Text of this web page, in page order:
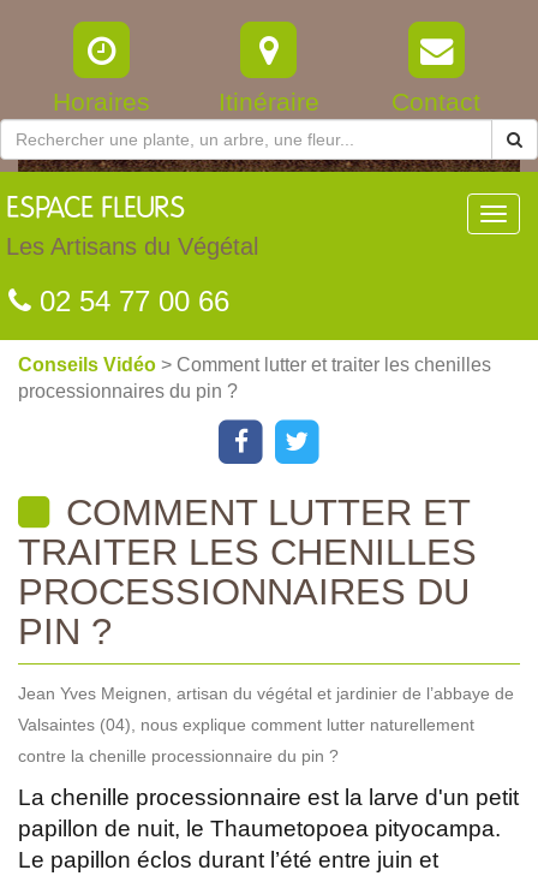
Horaires Itinéraire Contact
ESPACE FLEURS
Les Artisans du Végétal
02 54 77 00 66
Conseils Vidéo > Comment lutter et traiter les chenilles
processionnaires du pin ?
COMMENT LUTTER ET
TRAITER LES CHENILLES
PROCESSIONNAIRES DU
PIN ?
Jean Yves Meignen, artisan du végétal et jardinier de l’abbaye de
Valsaintes (04), nous explique comment lutter naturellement
contre la chenille processionnaire du pin ?
La chenille processionnaire est la larve d'un petit
papillon de nuit, le Thaumetopoea pityocampa.
Le papillon éclos durant l’été entre juin et